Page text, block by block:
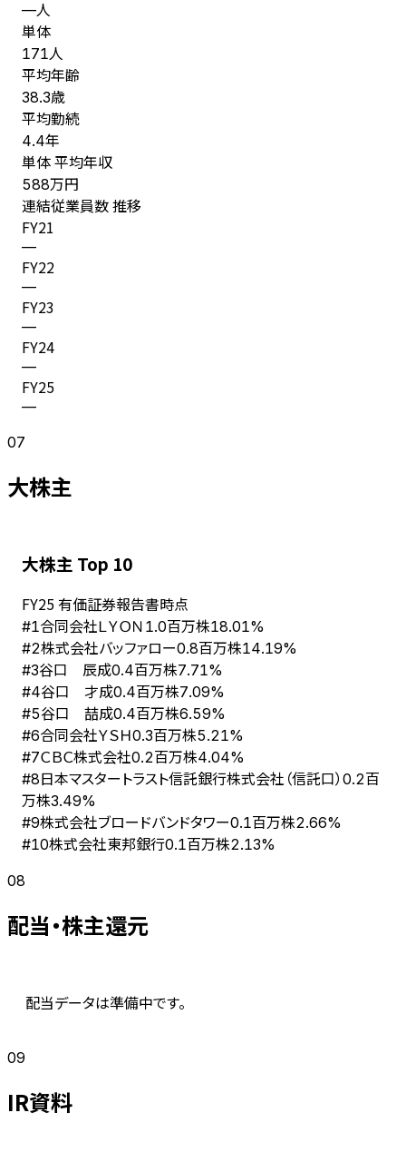
—人
単体
171人
平均年齢
38.3歳
平均勤続
4.4年
単体 平均年収
588万円
連結従業員数 推移
FY21
—
FY22
—
FY23
—
FY24
—
FY25
—
07
大株主
大株主 Top 10
FY25 有価証券報告書時点
#1合同会社ＬＹＯＮ 1.0百万株18.01%
#2株式会社バッファロー0.8百万株14.19%
#3谷口 辰成0.4百万株7.71%
#4谷口 才成0.4百万株7.09%
#5谷口 喆成0.4百万株6.59%
#6合同会社ＹＳＨ0.3百万株5.21%
#7ＣＢＣ株式会社0.2百万株4.04%
#8日本マスタートラスト信託銀行株式会社（信託口） 0.2百
万株3.49%
#9株式会社ブロードバンドタワー0.1百万株2.66%
#10株式会社東邦銀行0.1百万株2.13%
08
配当・株主還元
配当データは準備中です。
09
IR資料